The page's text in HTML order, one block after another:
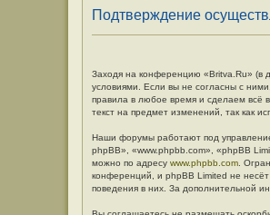
Подтверждение
Заходя на конференцию «Britva.Ru» (в
условиями. Если вы не согласны с
правила в любое время и сделаем всё
текст на предмет изменений, так как
Наши форумы работают под
phpBB», «www.phpbb.com», «phpBB
можно по адресу www.phpbb.com .
конференций, и phpBB Limited не
поведения в них. За дополнительной